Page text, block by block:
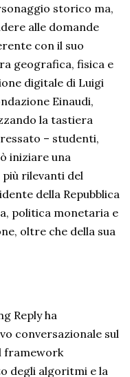
storico ma,
alle domande
con il suo
geografica, fisica e
digitale di Luigi
Einaudi,
la tastiera
– studenti,
iniziare una
rilevanti del
della Repubblica
politica monetaria e
oltre che della sua
Reply ha
conversazionale sul
framework
degli algoritmi e la